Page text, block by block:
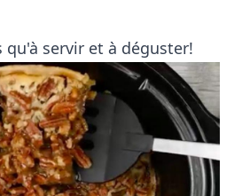
servir et à déguster!